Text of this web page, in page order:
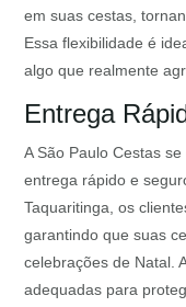
em suas cestas,
Essa flexibilidade é
algo que realmente
Entrega
A São Paulo Cestas
entrega rápido e
Taquaritinga, os
garantindo que suas
celebrações de Natal.
adequadas para